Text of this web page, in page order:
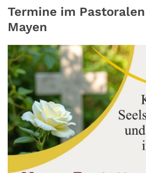
Termine im
Mayen